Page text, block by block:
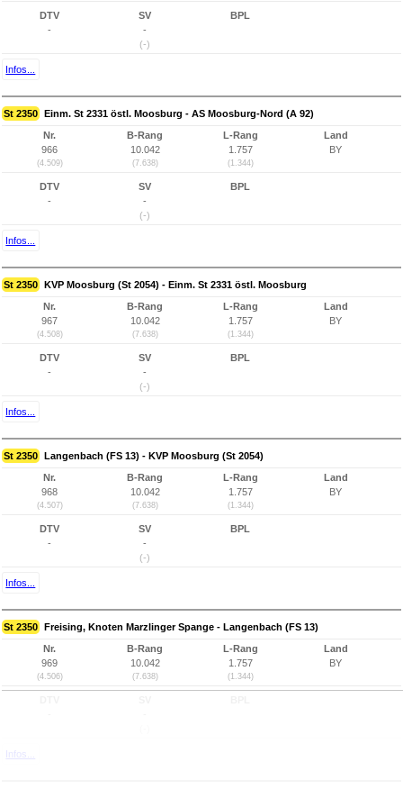
DTV
-
SV
-
(-)
BPL
Infos...
St 2350 Einm. St 2331 östl. Moosburg - AS Moosburg-Nord (A 92)
Nr.
966
(4.509)
B-Rang
10.042
(7.638)
L-Rang
1.757
(1.344)
Land
BY
DTV
-
SV
-
(-)
BPL
Infos...
St 2350 KVP Moosburg (St 2054) - Einm. St 2331 östl. Moosburg
Nr.
967
(4.508)
B-Rang
10.042
(7.638)
L-Rang
1.757
(1.344)
Land
BY
DTV
-
SV
-
(-)
BPL
Infos...
St 2350 Langenbach (FS 13) - KVP Moosburg (St 2054)
Nr.
968
(4.507)
B-Rang
10.042
(7.638)
L-Rang
1.757
(1.344)
Land
BY
DTV
-
SV
-
(-)
BPL
Infos...
St 2350 Freising, Knoten Marzlinger Spange - Langenbach (FS 13)
Nr.
969
(4.506)
B-Rang
10.042
(7.638)
L-Rang
1.757
(1.344)
Land
BY
Infos...